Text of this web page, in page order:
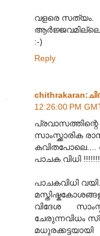
വളരെ സത്യം.
:-)
Reply
12:26:00 PM
സാംസ്ക്കാരിക
പാചക വിധി !!!!!!!
പാചകവിധി
വിദേശ
ചേരുന്നവിധം